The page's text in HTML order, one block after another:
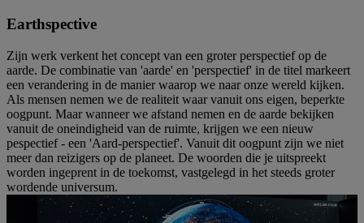
Earthspective
Zijn werk verkent het concept van een groter perspectief op de
aarde. De combinatie van 'aarde' en 'perspectief' in de titel markeert
een verandering in de manier waarop we naar onze wereld kijken.
Als mensen nemen we de realiteit waar vanuit ons eigen, beperkte
oogpunt. Maar wanneer we afstand nemen en de aarde bekijken
vanuit de oneindigheid van de ruimte, krijgen we een nieuw
pespectief - een 'Aard-perspectief'. Vanuit dit oogpunt zijn we niet
meer dan reizigers op de planeet. De woorden die je uitspreekt
worden ingeprent in de toekomst, vastgelegd in het steeds groter
wordende universum.